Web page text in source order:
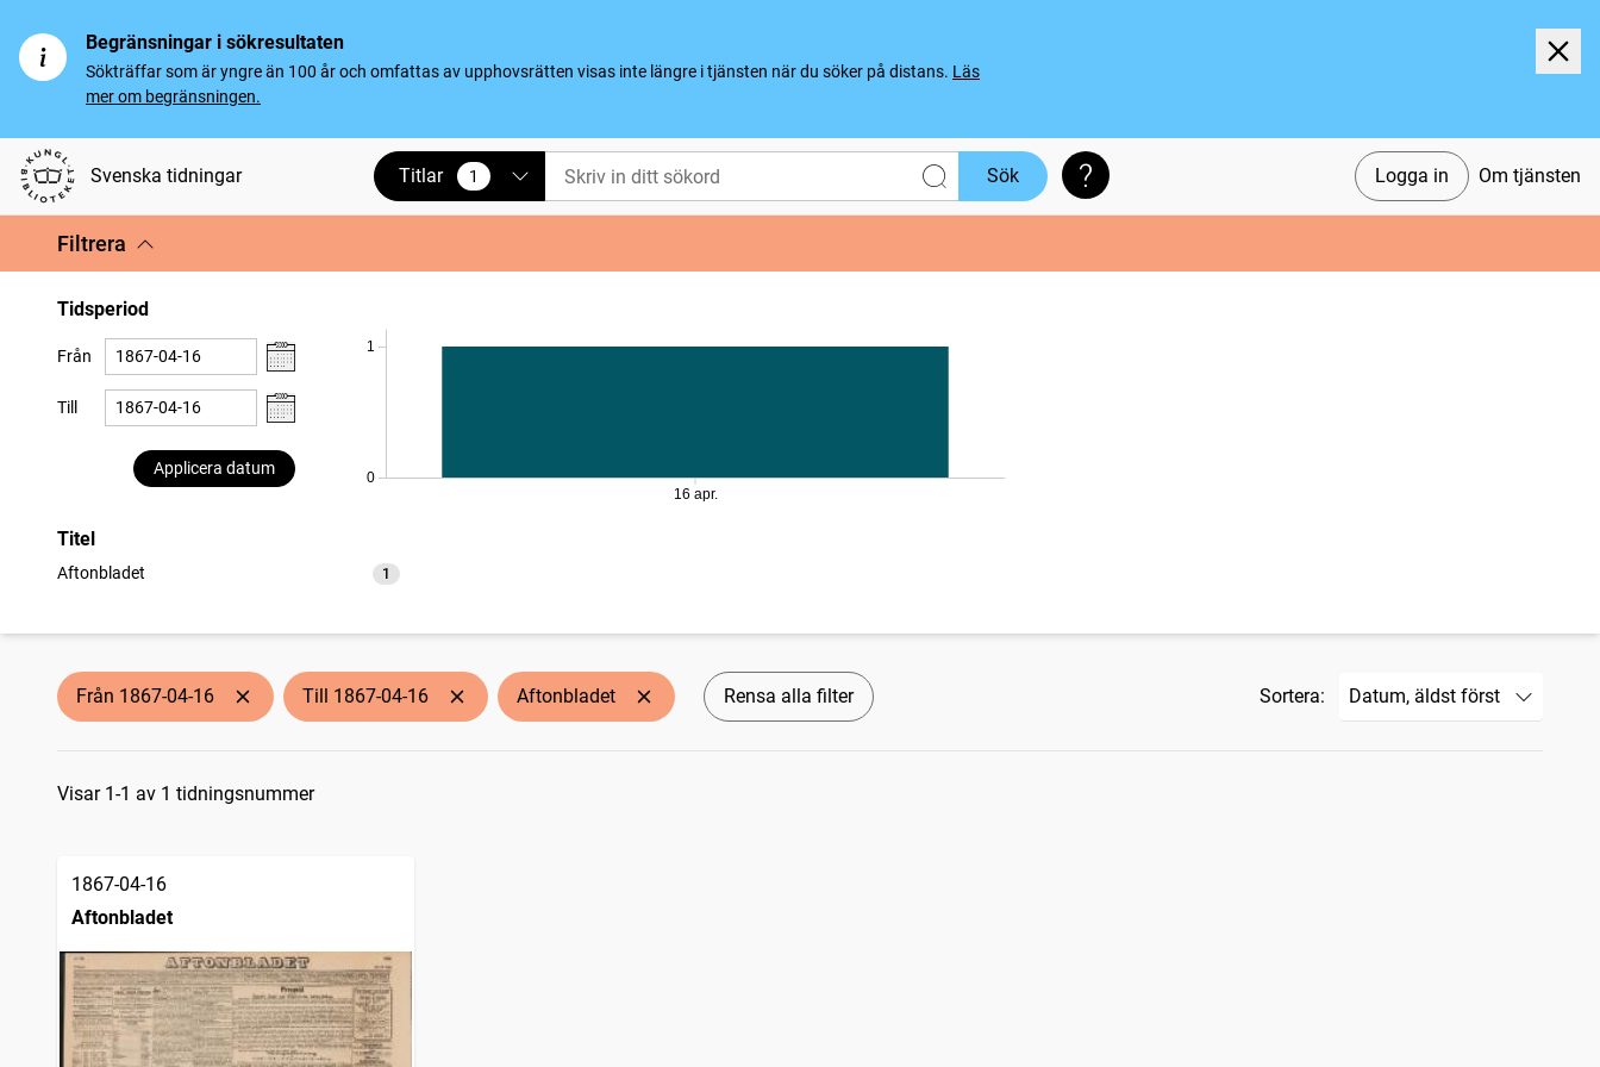
Begränsningar i sökresultaten
Sökträffar som är yngre än 100 år och omfattas av upphovsrätten visas inte längre i tjänsten när du söker på distans. Läs
mer om begränsningen.
Svenska tidningar Logga in Om tjänsten
Titlar 1
vald Sök Söktips
Filtrera
Tidsperiod
Från
Till
Applicera datum
0
1
16 apr.
Titel
Aftonbladet 1
träffar
Från 1867-04-16 Till 1867-04-16 Aftonbladet Rensa alla filter Sortera:
Sökresultat
Visar 1-1 av 1 tidningsnummer
1867-04-16
Aftonbladet